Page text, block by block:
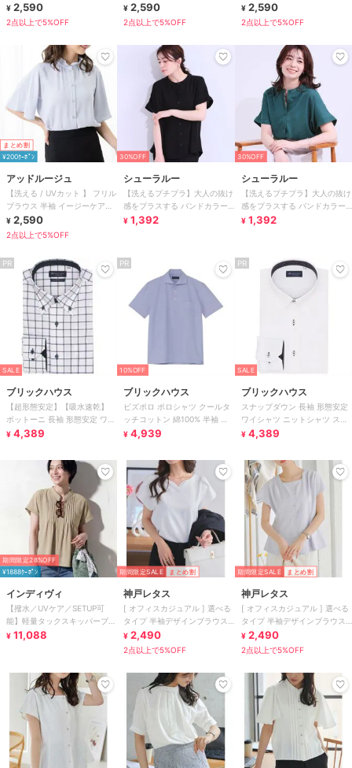
S～4L
¥ 2,590
2点以上で5%OFF
S～4L
¥ 2,590
2点以上で5%OFF
S～4L
¥ 2,590
2点以上で5%OFF
まとめ割
¥200ｸｰﾎﾟﾝ
アッドルージュ
【洗える / UVカット 】 フリル
ブラウス 半袖 イージーケア
S～4L
¥ 2,590
2点以上で5%OFF
30%OFF
シューラルー
【洗えるプチプラ】大人の抜け
感をプラスする バンドカラー
シャツ
¥ 1,392
30%OFF
シューラルー
【洗えるプチプラ】大人の抜け
感をプラスする バンドカラー
シャツ
¥ 1,392
PR
SALE
ブリックハウス
【超形態安定】【吸水速乾】
ボットーニ 長袖 形態安定 ワイ
シャツ
¥ 4,389
PR
10%OFF
ブリックハウス
ビズポロ ポロシャツ クールタ
ッチコットン 綿100% 半袖 メ
ンズ
¥ 4,939
PR
SALE
ブリックハウス
スナップダウン 長袖 形態安定
ワイシャツ ニットシャツ スト
レッチ
¥ 4,389
期間限定28%OFF
¥1888ｸｰﾎﾟﾝ
インディヴィ
【撥水／UVケア／SETUP可
能】軽量タックスキッパーブラ
ウス
¥ 11,088
期間限定SALE まとめ割
神戸レタス
[ オフィスカジュアル ] 選べる
タイプ 半袖デザインブラウス
[C6759]
¥ 2,490
2点以上で5%OFF
期間限定SALE まとめ割
神戸レタス
[ オフィスカジュアル ] 選べる
タイプ 半袖デザインブラウス
[C6759]
¥ 2,490
2点以上で5%OFF